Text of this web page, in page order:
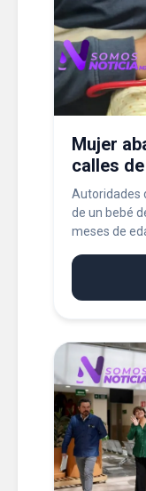
Mujer
calles
Autoridades
de un bebé
meses de